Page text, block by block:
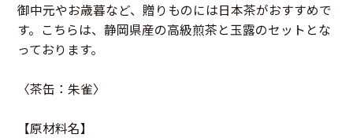
御中元やお歳暮など、贈りものには日本茶がおすすめで
す。こちらは、静岡県産の高級煎茶と玉露のセットとな
っております。
〈茶缶：朱雀〉
【原材料名】